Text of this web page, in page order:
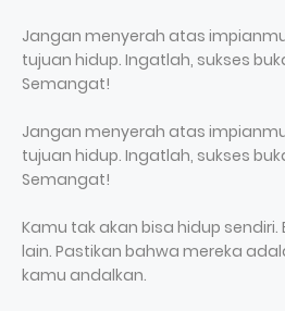
Jangan menyerah atas
tujuan hidup. Ingatlah, sukses
Semangat!
Jangan menyerah atas
tujuan hidup. Ingatlah, sukses
Semangat!
Kamu tak akan bisa hidup
lain. Pastikan bahwa mereka
kamu andalkan.